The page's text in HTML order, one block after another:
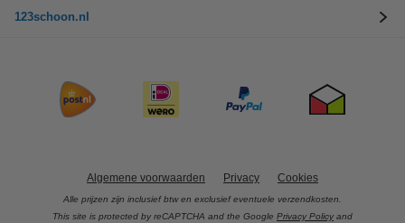
123schoon.nl
Algemene voorwaarden Privacy Cookies
Alle prijzen zijn inclusief btw en exclusief eventuele verzendkosten.
This site is protected by reCAPTCHA and the Google Privacy Policy and